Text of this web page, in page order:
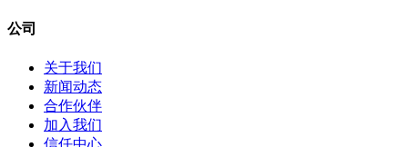
公司
关于我们
新闻动态
合作伙伴
加入我们
信任中心